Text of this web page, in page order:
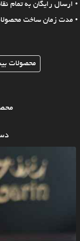
• ارسال رایگان به تمام
• مدت زمان ساخت محصولات 24 الی 72 ساعت
محصولات